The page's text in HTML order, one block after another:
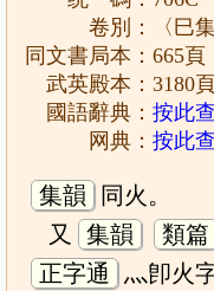
卷別：〈巳集
同文書局本：665
武英殿本：3180
國語辭典：按此
网典：按此
集韻
同火。
又
集韻 類篇
正字通
灬卽火